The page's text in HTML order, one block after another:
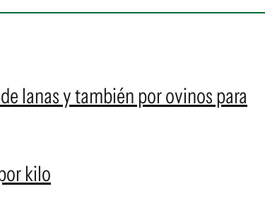
lanas y también por ovinos para
kilo